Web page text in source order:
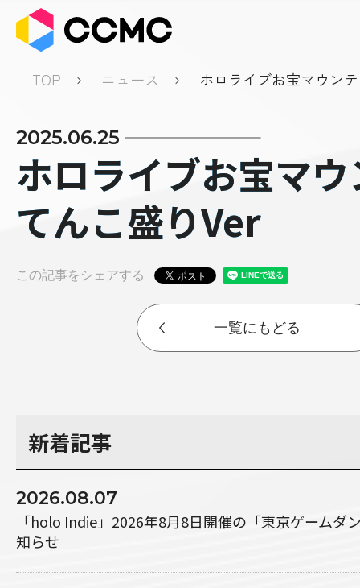
TOP ニュース
ホロライブお宝マウン
2025.06.25
ホロライブお宝マ
てんこ盛りVer
この記事をシェアする
一覧にもどる
新着記事
2026.08.07
「holo Indie」2026年8月8日開催の「東京ゲームダ
知らせ